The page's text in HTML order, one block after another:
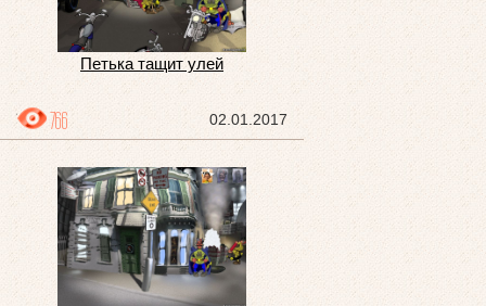
Петька тащит улей
02.01.2017
766